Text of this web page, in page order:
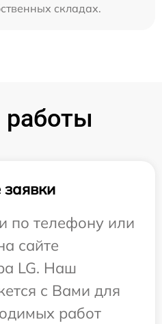
складах.
по телефону или
сайте
LG. Наш
с Вами для
работ